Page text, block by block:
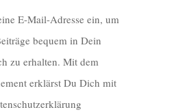
E-Mail-Adresse ein, um
bequem in Dein
zu erhalten. Mit dem
erklärst Du Dich mit